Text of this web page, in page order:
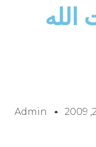
الله
Admin